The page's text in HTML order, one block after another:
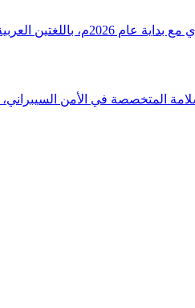
دقيقة ورصدًا واستشرافًا وافيًا لكافة أ
المتخصصة في الأمن